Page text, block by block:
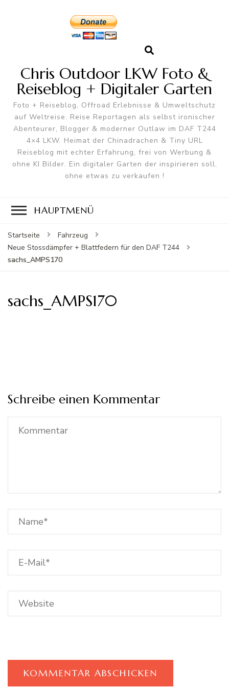
Chris Outdoor LKW Foto &
Reiseblog + Digitaler Garten
Foto + Reiseblog, Offroad Erlebnisse & Umweltschutz
auf Weltreise. Reise Reportagen als selbst ironischer
Abenteurer, Blogger & moderner Outlaw im DAF T244
4×4 LKW. Heimat der Chinadrachen & Tiny URL
Reiseblog mit echter Erfahrung, frei von Werbung &
ohne KI Bilder. Ein digitaler Garten der inspirieren soll,
ohne etwas zu verkaufen !
HAUPTMENÜ
Startseite
Fahrzeug
Neue Stossdämpfer + Blattfedern für den DAF T244
sachs_AMPS170
sachs_AMPS170
Schreibe einen Kommentar